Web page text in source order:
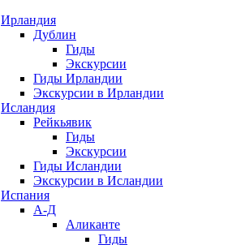
Ирландия
Дублин
Гиды
Экскурсии
Гиды Ирландии
Экскурсии в Ирландии
Исландия
Рейкьявик
Гиды
Экскурсии
Гиды Исландии
Экскурсии в Исландии
Испания
А-Д
Аликанте
Гиды